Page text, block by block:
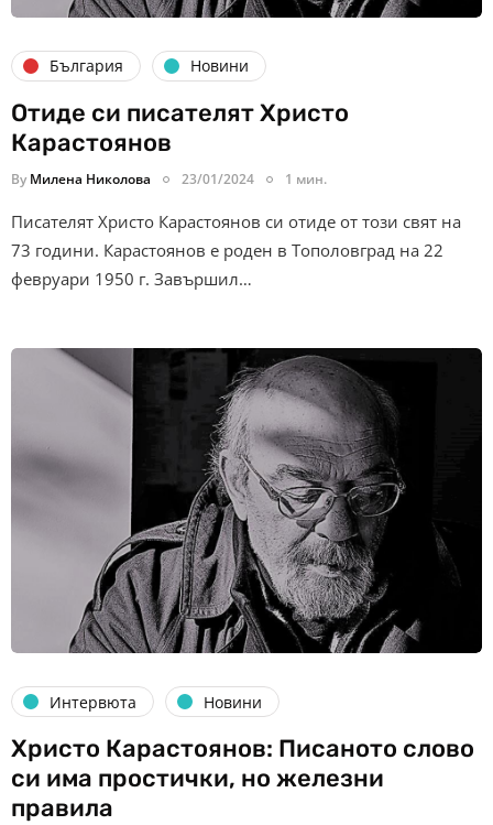
България Новини
Отиде си писателят Христо
Карастоянов
By Милена Николова 23/01/2024 1 мин.
Писателят Христо Карастоянов си отиде от този свят на
73 години. Карастоянов е роден в Тополовград на 22
февруари 1950 г. Завършил…
Интервюта Новини
Христо Карастоянов: Писаното слово
си има простички, но железни
правила